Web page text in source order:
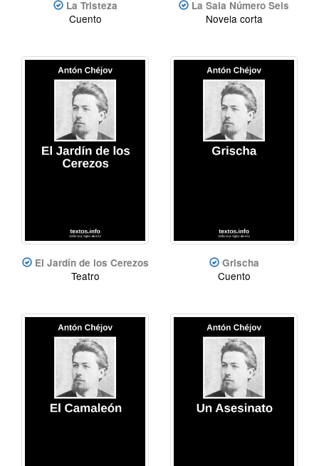
La Tristeza
Cuento
La Sala Número Seis
Novela corta
El Jardín de los Cerezos
Teatro
Grischa
Cuento